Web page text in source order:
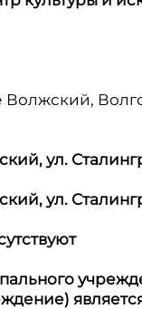
Волжский,
ул.
ул.